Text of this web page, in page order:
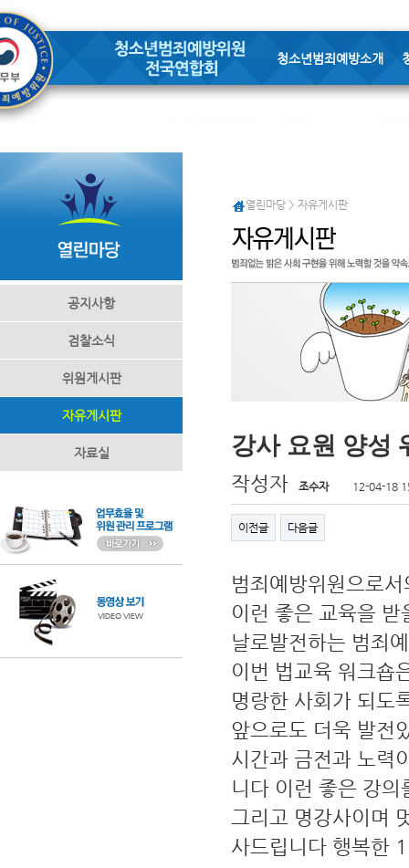
청소년범죄예방소개
공지사항
검찰소식
위원게시판
자유게시판
자료실
열린마당 > 자유게시판
강사 요원 양성
작성자 조수자 12-04-18
이전글 다음글
범죄예방위원으로
이런 좋은 교육을
날로발전하는 범죄
이번 법교육 워크숍
명랑한 사회가 되도
앞으로도 더욱 발전
시간과 금전과 노력
니다 이런 좋은 강
그리고 명강사이며
사드립니다 행복한